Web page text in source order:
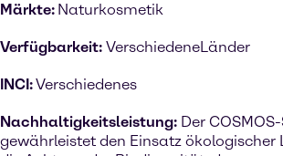
Märkte: Naturkosmetik
Verfügbarkeit: VerschiedeneLänder
INCI:Verschiedenes
Nachhaltigkeitsleistung: Der
gewährleistet den Einsatz